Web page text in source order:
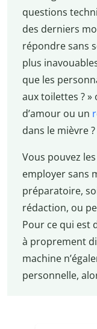
questions
des derniers
répondre sans
plus
que les
aux toilettes ?
d’amour ou un
dans le mièvre ?
Vous pouvez
employer sans
préparatoire,
rédaction, ou
Pour ce qui est
à proprement
machine
personnelle,